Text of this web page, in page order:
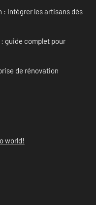
Intégrer les artisans dès
guide complet pour
de rénovation
world!